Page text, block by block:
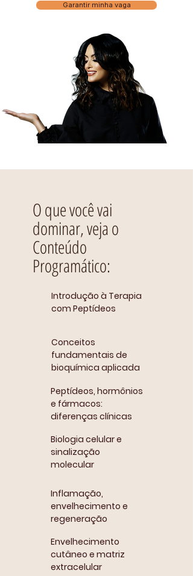
Garantir minha vaga
O que você vai
dominar, veja o
Conteúdo
Programático:
Introdução à Terapia
com Peptídeos
Conceitos
fundamentais de
bioquímica aplicada
Peptídeos, hormônios
e fármacos:
diferenças clínicas
Biologia celular e
sinalização
molecular
Inflamação,
envelhecimento e
regeneração
Envelhecimento
cutâneo e matriz
extracelular